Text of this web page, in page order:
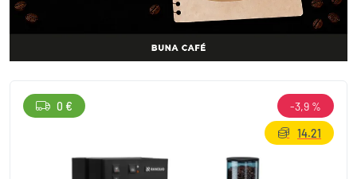
0 €
-3,9 %
14.21